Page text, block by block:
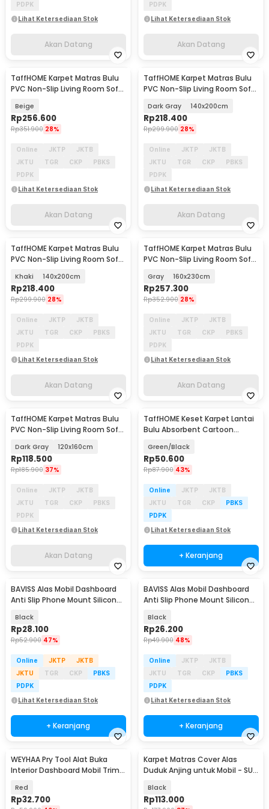
PDPK
Lihat Ketersediaan Stok
Akan Datang
PDPK
Lihat Ketersediaan Stok
Akan Datang
Akan Datang
TaffHOME Karpet Matras Bulu
PVC Non-Slip Living Room Soft
Beige
Rp256.600
Rp351.900 28%
Online JKTP
JKTB
JKTU
TGR CKP
PBKS
PDPK
Lihat Ketersediaan Stok
Akan Datang
Akan Datang
TaffHOME Karpet Matras Bulu
PVC Non-Slip Living Room Soft
Dark Gray 140x200cm
Rp218.400
Rp299.900 28%
Online JKTP
JKTB
JKTU
TGR CKP
PBKS
PDPK
Lihat Ketersediaan Stok
Akan Datang
Akan Datang
TaffHOME Karpet Matras Bulu
PVC Non-Slip Living Room Soft
Khaki 140x200cm
Rp218.400
Rp299.900 28%
Online JKTP
JKTB
JKTU
TGR CKP
PBKS
PDPK
Lihat Ketersediaan Stok
Akan Datang
Akan Datang
TaffHOME Karpet Matras Bulu
PVC Non-Slip Living Room Soft
Gray 160x230cm
Rp257.300
Rp352.900 28%
Online JKTP
JKTB
JKTU
TGR CKP
PBKS
PDPK
Lihat Ketersediaan Stok
Akan Datang
Akan Datang
TaffHOME Karpet Matras Bulu
PVC Non-Slip Living Room Soft
Dark Gray 120x160cm
Rp118.500
Rp185.900 37%
Online JKTP
JKTB
JKTU
TGR CKP
PBKS
PDPK
Lihat Ketersediaan Stok
Akan Datang
TaffHOME Keset Karpet Lantai
Bulu Absorbent Cartoon
Green/Black
Rp50.600
Rp87.900 43%
Online JKTP
JKTB
JKTU
TGR CKP
PBKS
PDPK
Lihat Ketersediaan Stok
+ Keranjang
BAVISS Alas Mobil Dashboard
Anti Slip Phone Mount Silicone
Black
Rp28.100
Rp52.900 47%
Online JKTP
JKTB
JKTU
TGR CKP
PBKS
PDPK
Lihat Ketersediaan Stok
+ Keranjang
BAVISS Alas Mobil Dashboard
Anti Slip Phone Mount Silicone
Black
Rp26.200
Rp49.900 48%
Online JKTP
JKTB
JKTU
TGR CKP
PBKS
PDPK
Lihat Ketersediaan Stok
+ Keranjang
WEYHAA Pry Tool Alat Buka
Interior Dashboard Mobil Trim
Red
Rp32.700
Karpet Matras Cover Alas
Duduk Anjing untuk Mobil - SUV
Black
Rp113.000